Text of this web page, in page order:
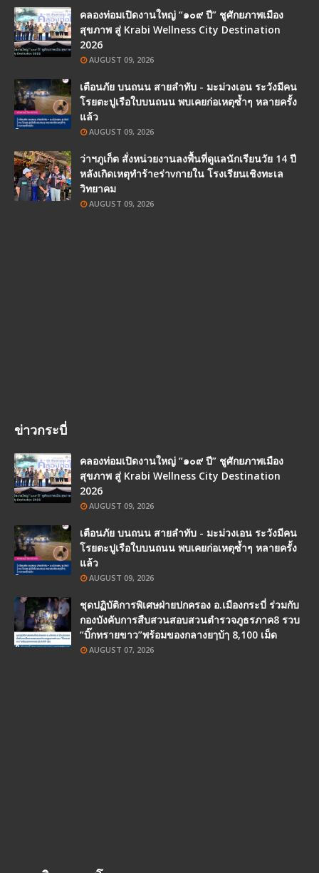
คลองท่อมเปิดงานใหญ่ “๑๐๙ ปี” ชูศักยภาพเมือง
สุขภาพ สู่ Krabi Wellness City Destination
2026
AUGUST 09, 2026
เตือนภัย บนถนน สายลำทับ - มะม่วงเอน ระวังมีคน
โรยตะปูเรือใบบนถนน พบเคยก่อเหตุซ้ำๆ หลายครั้ง
แล้ว
AUGUST 09, 2026
ว่าฯภูเก็ต สั่งหน่วยงานลงพื้นที่ดูแลนักเรียนวัย 14 ปี
หลังเกิดเหตุทำร้าeร่าvกายใน โรงเรียนเชิงทะเล
วิทยาคม
AUGUST 09, 2026
ข่าวกระบี่
คลองท่อมเปิดงานใหญ่ “๑๐๙ ปี” ชูศักยภาพเมือง
สุขภาพ สู่ Krabi Wellness City Destination
2026
AUGUST 09, 2026
เตือนภัย บนถนน สายลำทับ - มะม่วงเอน ระวังมีคน
โรยตะปูเรือใบบนถนน พบเคยก่อเหตุซ้ำๆ หลายครั้ง
แล้ว
AUGUST 09, 2026
ชุดปฏิบัติการพิเศษฝ่ายปกครอง อ.เมืองกระบี่ ร่วมกับ
กองบังคับการสืบสวนสอบสวนตำรวจภูธรภาค8 รวบ
“บิ๊กทรายขาว”พร้อมของกลางยๅบ้ๅ 8,100 เม็ด
AUGUST 07, 2026